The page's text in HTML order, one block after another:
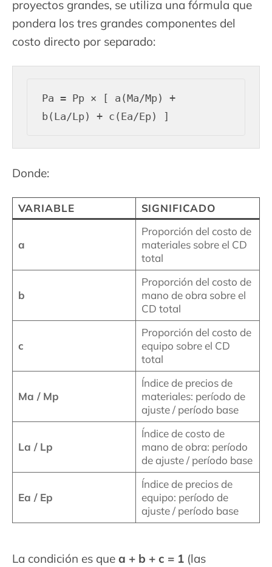
proyectos grandes, se utiliza una fórmula que
pondera los tres grandes componentes del
costo directo por separado:
Pa = Pp × [ a(Ma/Mp) +
Donde:
VARIABLE SIGNIFICADO
a
Proporción del costo de
materiales sobre el CD
total
b
Proporción del costo de
mano de obra sobre el
CD total
c
Proporción del costo de
equipo sobre el CD
total
Ma / Mp
Índice de precios de
materiales: período de
ajuste / período base
La / Lp
Índice de costo de
mano de obra: período
de ajuste / período base
Ea / Ep
Índice de precios de
equipo: período de
ajuste / período base
La condición es que a + b + c = 1 (las